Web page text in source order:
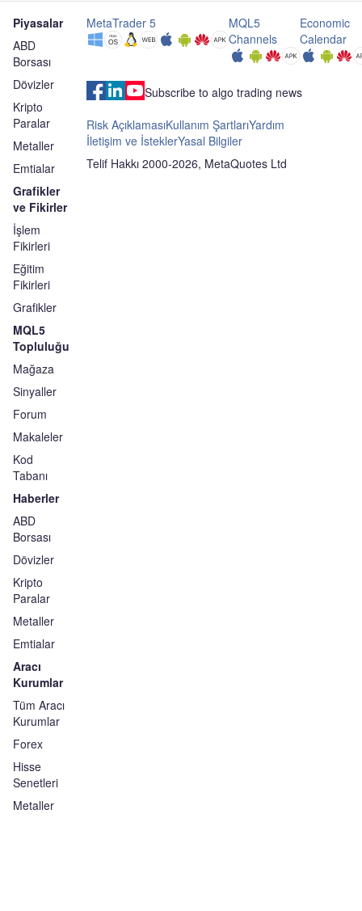
Piyasalar
ABD
Borsası
Dövizler
Kripto
Paralar
Metaller
Emtialar
Grafikler
ve Fikirler
İşlem
Fikirleri
Eğitim
Fikirleri
Grafikler
MQL5
Topluluğu
Mağaza
Sinyaller
Forum
Makaleler
Kod
Tabanı
Haberler
ABD
Borsası
Dövizler
Kripto
Paralar
Metaller
Emtialar
Aracı
Kurumlar
Tüm Aracı
Kurumlar
Forex
Hisse
Senetleri
Metaller
MetaTrader 5
MQL5
Channels
Economic
Calendar
Subscribe to algo trading news
Risk AçıklamasıKullanım ŞartlarıYardım
İletişim ve İsteklerYasal Bilgiler
Telif Hakkı 2000-2026, MetaQuotes Ltd